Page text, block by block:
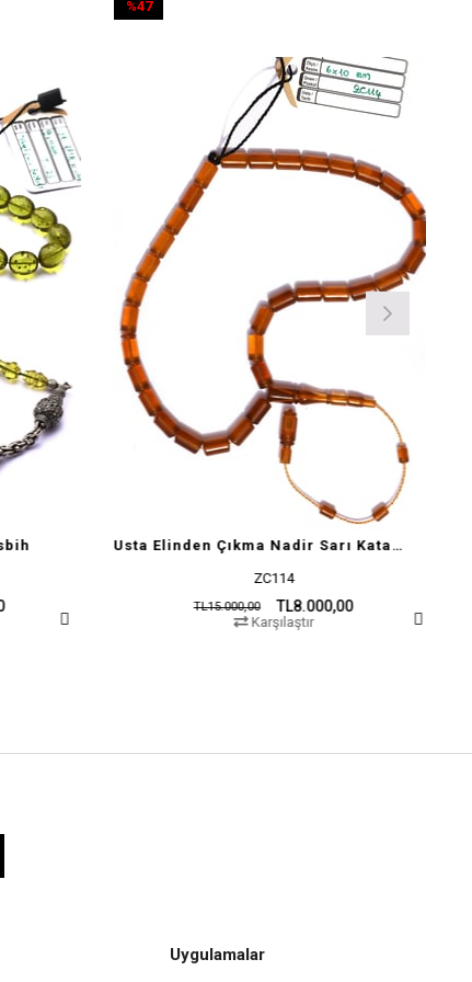
Usta Elinden Çıkma Nadir Sarı Katalin Tesbih – Özel Kesim
TL8.000,00
%47İndirim
Uygulamalar